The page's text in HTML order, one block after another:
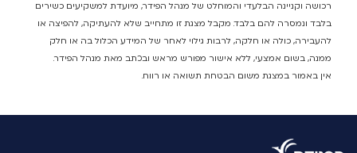
רכושה וקניינה הבלעדי והמוחלט של מנהל הפידר, מיועדת למשקיעים כשירים
בלבד ונמסרה להם בלבד. מקבל מצגת זו מתחייב שלא להעתיקה, להפיצה או
להעבירה, כולה או חלקה, לרבות גילוי לאחר של המידע הכלול בה או חלק
ממנה, בשום אמצעי, ללא אישור מפורש מראש ובכתב מאת מנהל הפידר.
אין באמור במצגת משום הבטחת תשואה או רווח.